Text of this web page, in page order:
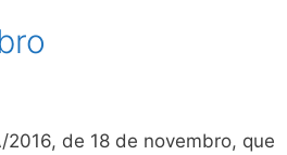
de 18 de novembro, que